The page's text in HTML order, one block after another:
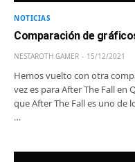
NOTICIAS
Comparación de
NESTAROTH GAMER 15/12/2021
Hemos vuelto con otra
vez es para After The Fall en
que After The Fall es uno de
…